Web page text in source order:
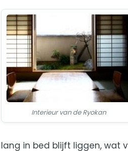
Interieur van de Ryokan
lang in bed blijft liggen, wat